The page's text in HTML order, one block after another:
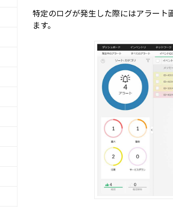
特定のログが発生した際にはアラー
ます。